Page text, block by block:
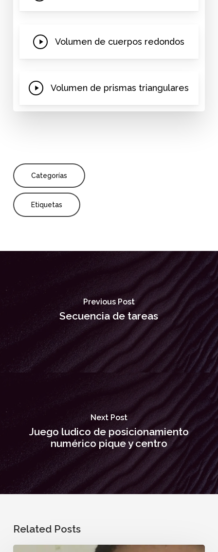
Play
Volumen de cuerpos redondos
Play
Volumen de prismas triangulares
Categorías
Etiquetas
Previous Post
Secuencia de tareas
Next Post
Juego ludico de posicionamiento
numérico pique y centro
Related Posts